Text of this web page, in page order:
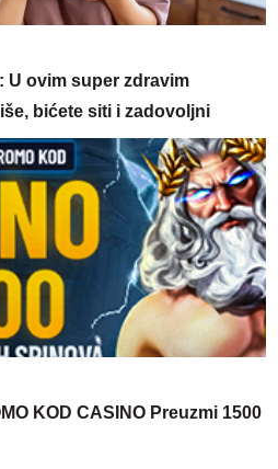
U ovim super zdravim
bićete siti i zadovoljni
KOD CASINO Preuzmi 1500